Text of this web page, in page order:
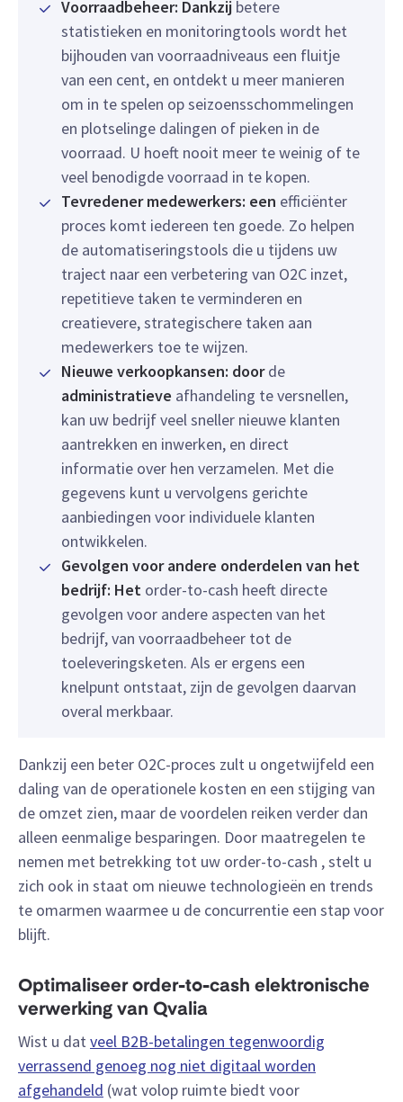
Voorraadbeheer: Dankzij betere
statistieken en monitoringtools wordt het
bijhouden van voorraadniveaus een fluitje
van een cent, en ontdekt u meer manieren
om in te spelen op seizoensschommelingen
en plotselinge dalingen of pieken in de
voorraad. U hoeft nooit meer te weinig of te
veel benodigde voorraad in te kopen.
Tevredener medewerkers: een efficiënter
proces komt iedereen ten goede. Zo helpen
de automatiseringstools die u tijdens uw
traject naar een verbetering van O2C inzet,
repetitieve taken te verminderen en
creatievere, strategischere taken aan
medewerkers toe te wijzen.
Nieuwe verkoopkansen: doorde
administratieve afhandeling te versnellen,
kan uw bedrijf veel sneller nieuwe klanten
aantrekken en inwerken, en direct
informatie over hen verzamelen. Met die
gegevens kunt u vervolgens gerichte
aanbiedingen voor individuele klanten
ontwikkelen.
Gevolgen voor andere onderdelen van het
bedrijf: Het order-to-cash heeft directe
gevolgen voor andere aspecten van het
bedrijf, van voorraadbeheer tot de
toeleveringsketen. Als er ergens een
knelpunt ontstaat, zijn de gevolgen daarvan
overal merkbaar.
Dankzij een beter O2C-proces zult u ongetwijfeld een
daling van de operationele kosten en een stijging van
de omzet zien, maar de voordelen reiken verder dan
alleen eenmalige besparingen. Door maatregelen te
nemen met betrekking tot uw order-to-cash , stelt u
zich ook in staat om nieuwe technologieën en trends
te omarmen waarmee u de concurrentie een stap voor
blijft.
Optimaliseer order-to-cash elektronische
verwerking van Qvalia
Wist u dat veel B2B-betalingen tegenwoordig
verrassend genoeg nog niet digitaal worden
afgehandeld (wat volop ruimte biedt voor